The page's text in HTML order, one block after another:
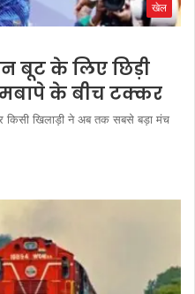
खेल
बूट के लिए छिड़ी
के बीच टक्कर
किसी खिलाड़ी ने अब तक सबसे बड़ा मंच